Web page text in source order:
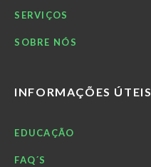
SERVIÇOS
SOBRE NÓS
INFORMAÇÕES ÚTEIS
EDUCAÇÃO
FAQ´S